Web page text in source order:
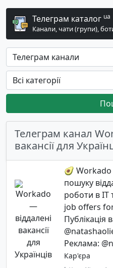
Телеграм каталог ua
Канали, чати (групи),
Телеграм канал
вакансії для
🥑 Workado
пошуку
роботи в IT
job offers
Публікація
Реклама:
Кар'єра